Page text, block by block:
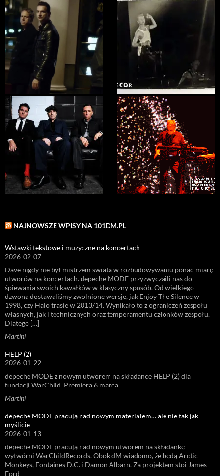
NAJNOWSZE WPISY NA 101DM.PL
Wstawki tekstowe i muzyczne na koncertach
2026-02-07
Dave nigdy nie był mistrzem świata w rozbudowywaniu ponad miarę
utworów na koncertach. depeche MODE przyzwyczaili nas do
śpiewania swoich kawałków w klasyczny sposób. Od wielkiego
dzwona dostawaliśmy zwolnione wersje, jak Enjoy The Silence w
1998, czy Halo trasie w 2013/14. Wynikało to z ograniczeń zespołu
własnych, jak i technicznych oraz temperamentu członków zespołu.
Dlatego […]
Martini
HELP (2)
2026-01-22
depeche MODE z nowym utworem na składance HELP (2) dla
fundacji WarChild. Premiera 6 marca
Martini
depeche MODE pracują nad nowym materiałem… ale nie tak jak
myślicie
2026-01-13
depeche MODE pracują nad nowym utworem na składankę
wytwórni WarChildRecords. Obok dM wiadomo, że będą Arctic
Monkeys, Fontaines D.C. i Damon Albarn. Za projektem stoi James
Ford